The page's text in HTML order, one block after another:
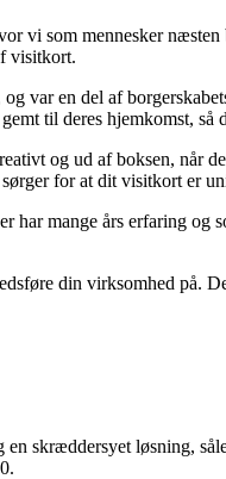
vi som mennesker
visitkort.
var en del af
til deres hjemkomst, så
og ud af boksen, når
for at dit visitkort er
har mange års erfaring
din virksomhed på.
en skræddersyet løsning,